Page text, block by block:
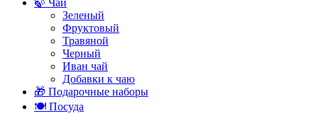
Зеленый
Фруктовый
Травяной
Черный
Иван чай
Добавки к чаю
🎁 Подарочные наборы
🍽️ Посуда